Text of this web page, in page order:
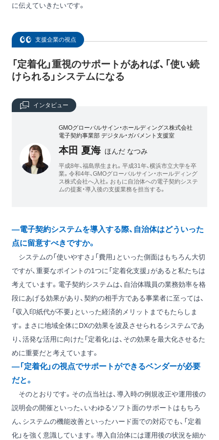
に伝えていきたいです。
支援企業の視点
「定着化」重視のサポートがあれば、「使い続
けられる」システムになる
インタビュー
GMOグローバルサイン・ホールディングス株式会社
電子契約事業部 デジタル・ガバメント支援室
本田 夏海 ほんだ なつみ
平成8年、福島県生まれ。平成31年、横浜市立大学を卒
業。令和4年、GMOグローバルサイン・ホールディング
ス株式会社へ入社。おもに自治体への電子契約システ
ムの提案・導入後の支援業務を担当する。
―電子契約システムを導入する際、自治体はどういった
点に留意すべきですか。
システムの「使いやすさ」「費用」といった側面はもちろん大切
ですが、重要なポイントの1つに「定着化支援」があると私たちは
考えています。電子契約システムは、自治体職員の業務効率を格
段にあげる効果があり、契約の相手方である事業者に至っては、
「収入印紙代が不要」といった経済的メリットまでもたらしま
す。まさに地域全体にDXの効果を波及させられるシステムであ
り、活発な活用に向けた「定着化」は、その効果を最大化させるた
めに重要だと考えています。
―「定着化」の視点でサポートができるベンダーが必要
だと。
そのとおりです。その点当社は、導入時の例規改正や運用後の
説明会の開催といった、いわゆるソフト面のサポートはもちろ
ん、システムの機能改善といったハード面での対応でも、「定着
化」を強く意識しています。導入自治体には運用後の状況を細か